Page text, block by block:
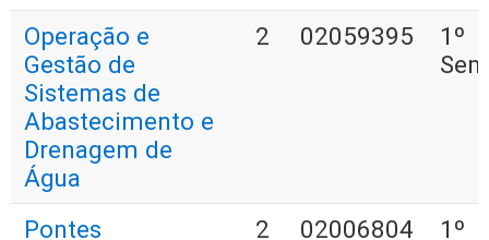
Operação e
Gestão de
Sistemas de
Abastecimento e
Drenagem de
Água
2 02059395
1º
Pontes 2 02006804
1º